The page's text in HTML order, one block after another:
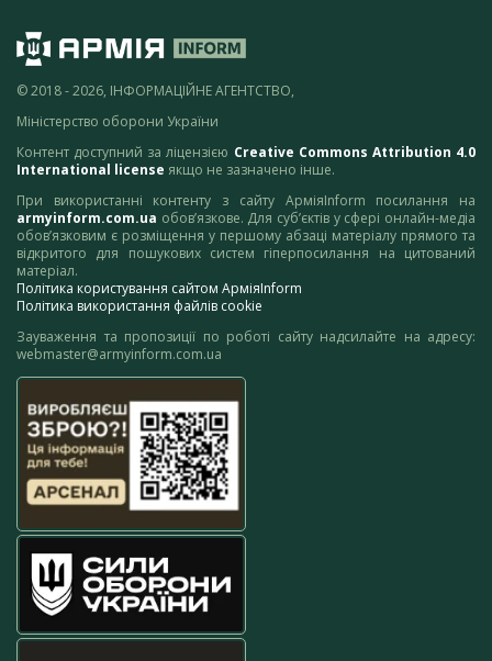
© 2018 - 2026, ІНФОРМАЦІЙНЕ АГЕНТСТВО,
Міністерство оборони України
Контент доступний за ліцензією Creative Commons Attribution 4.0
International license якщо не зазначено інше.
При використанні контенту з сайту АрміяInform посилання на
armyinform.com.ua обов’язкове. Для суб’єктів у сфері онлайн-медіа
обов’язковим є розміщення у першому абзаці матеріалу прямого та
відкритого для пошукових систем гіперпосилання на цитований
матеріал.
Політика користування сайтом АрміяInform
Політика використання файлів cookie
Зауваження та пропозиції по роботі сайту надсилайте на адресу:
webmaster@armyinform.com.ua